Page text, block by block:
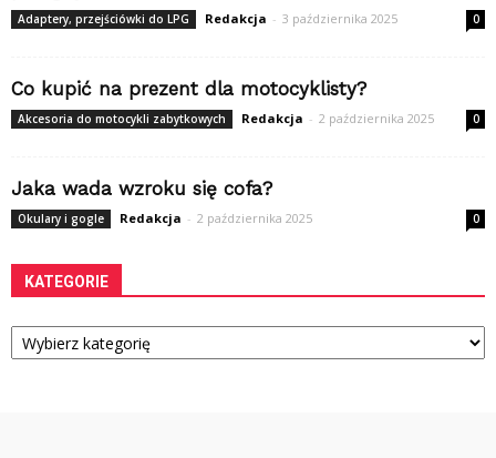
Adaptery, przejściówki do LPG Redakcja - 3 października 2025 0
Co kupić na prezent dla motocyklisty?
Akcesoria do motocykli zabytkowych Redakcja - 2 października 2025 0
Jaka wada wzroku się cofa?
Okulary i gogle Redakcja - 2 października 2025 0
KATEGORIE
Kategorie